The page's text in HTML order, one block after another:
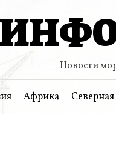
Новости
Африка